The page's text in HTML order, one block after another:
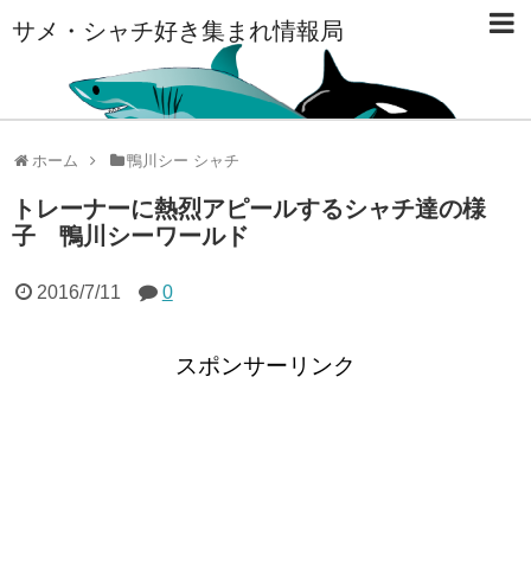
サメ・シャチ好き集まれ情報局
ホーム 鴨川シー シャチ
トレーナーに熱烈アピールするシャチ達の様
子 鴨川シーワールド
2016/7/11 0
スポンサーリンク